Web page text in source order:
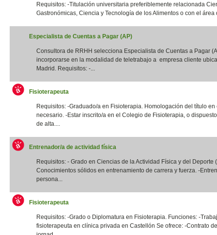
Requisitos: -Titulación universitaria preferiblemente relacionada
Gastronómicas, Ciencia y Tecnología de los Alimentos o con el área
Especialista de Cuentas a Pagar (AP)
Consultora de RRHH selecciona Especialista de Cuentas a Pagar
incorporarse en la modalidad de teletrabajo a empresa cliente
Madrid. Requisitos: -...
Fisioterapeuta
Requisitos: -Graduado/a en Fisioterapia. Homologación del título en
necesario. -Estar inscrito/a en el Colegio de Fisioterapia, o
de alta....
Entrenador/a de actividad física
Requisitos: - Grado en Ciencias de la Actividad Física y del Deporte
Conocimientos sólidos en entrenamiento de carrera y fuerza. -
persona...
Fisioterapeuta
Requisitos: -Grado o Diplomatura en Fisioterapia. Funciones: -
fisioterapeuta en clínica privada en Castellón Se ofrece: -Contrato